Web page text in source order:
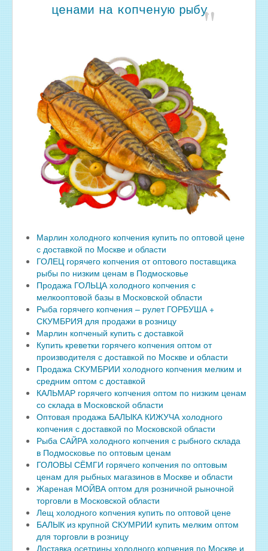
ценами на копченую рыбу.
Марлин холодного копчения купить по оптовой цене
с доставкой по Москве и области
ГОЛЕЦ горячего копчения от оптового поставщика
рыбы по низким ценам в Подмосковье
Продажа ГОЛЬЦА холодного копчения с
мелкооптовой базы в Московской области
Рыба горячего копчения – рулет ГОРБУША +
СКУМБРИЯ для продажи в розницу
Марлин копченый купить с доставкой
Купить креветки горячего копчения оптом от
производителя с доставкой по Москве и области
Продажа СКУМБРИИ холодного копчения мелким и
средним оптом с доставкой
КАЛЬМАР горячего копчения оптом по низким ценам
со склада в Московской области
Оптовая продажа БАЛЫКА КИЖУЧА холодного
копчения с доставкой по Московской области
Рыба САЙРА холодного копчения с рыбного склада
в Подмосковье по оптовым ценам
ГОЛОВЫ СЁМГИ горячего копчения по оптовым
ценам для рыбных магазинов в Москве и области
Жареная МОЙВА оптом для розничной рыночной
торговли в Московской области
Лещ холодного копчения купить по оптовой цене
БАЛЫК из крупной СКУМРИИ купить мелким оптом
для торговли в розницу
Доставка осетрины холодного копчения по Москве и